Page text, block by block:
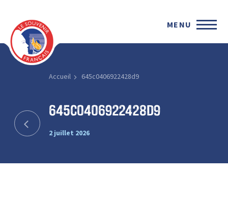
MENU
Accueil 645c0406922428d9
645c0406922428d9
2 juillet 2026